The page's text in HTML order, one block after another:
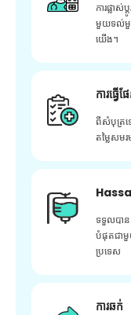
ការផ្លា
មួយទល់មួយ
យើង។
ការធ្វើ
ពីសំបុត្រទ
តម្លៃសមរ
ទទួលបាន
បំផុតជាមួ
ប្រទេស
ការឆក់